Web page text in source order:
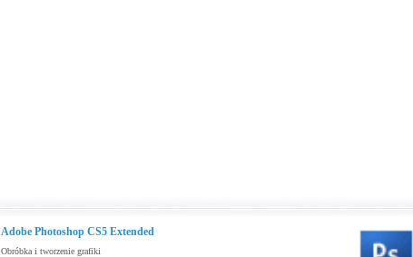
Adobe Photoshop CS5 Extended
Obróbka i tworzenie grafiki